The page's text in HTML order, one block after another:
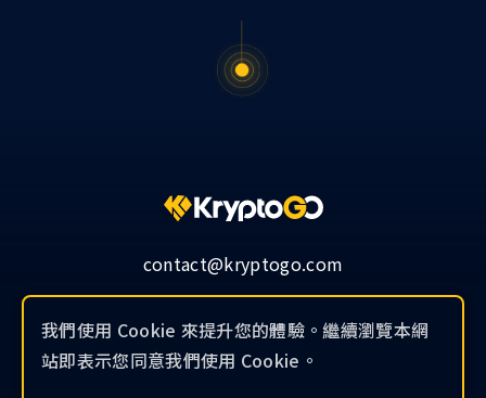
contact@kryptogo.com
© 2019-2026 KryptoGO Co., Ltd.
我們使用 Cookie 來提升您的體驗。繼續瀏覽本網
站即表示您同意我們使用 Cookie。